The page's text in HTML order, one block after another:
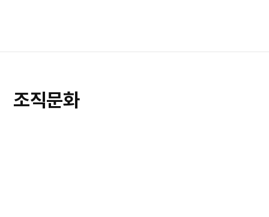
조직문화